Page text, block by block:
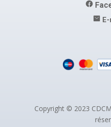
Copyright © 2023